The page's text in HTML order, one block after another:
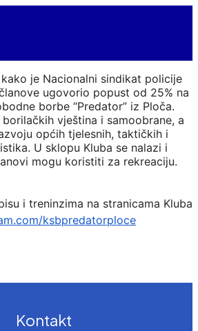
je Nacionalni sindikat policije
ugovorio popust od 25% na
borbe “Predator” iz Ploča.
vještina i samoobrane, a
općih tjelesnih, taktičkih i
U sklopu Kluba se nalazi i
mogu koristiti za rekreaciju.
i treninzima na stranicama Kluba
ksbpredatorploce
Kontakt